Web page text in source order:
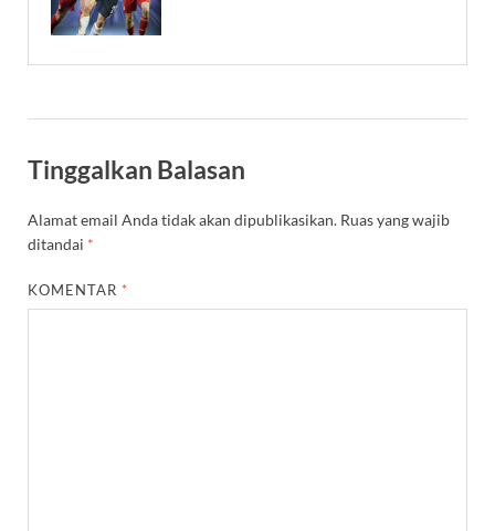
Tinggalkan Balasan
Alamat email Anda tidak akan dipublikasikan. Ruas yang wajib
ditandai *
KOMENTAR *